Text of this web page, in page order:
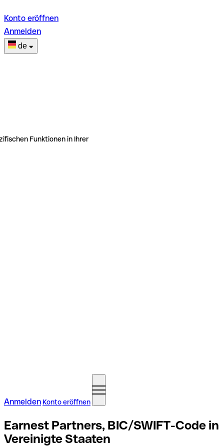
Konto eröffnen
Anmelden
de
Funktionen in Ihrer
Anmelden Konto eröffnen
Earnest Partners, BIC/SWIFT-Code in
Vereinigte Staaten